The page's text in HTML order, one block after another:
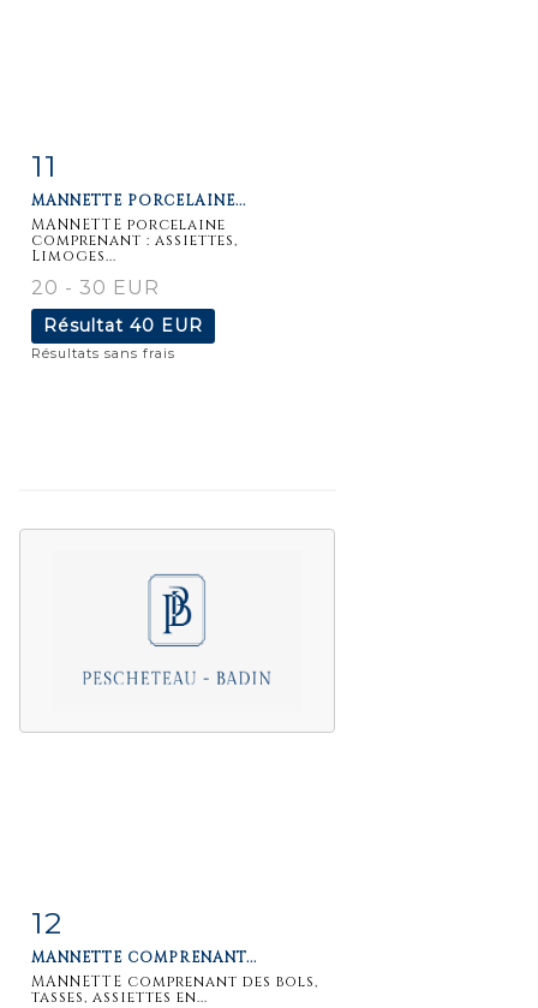
détaillée
11
MANNETTE PORCELAINE...
MANNETTE porcelaine
comprenant : assiettes,
Limoges...
20 - 30 EUR
Résultat 40 EUR
Résultats sans frais
détaillée
12
MANNETTE COMPRENANT...
MANNETTE comprenant des bols,
tasses, assiettes en...